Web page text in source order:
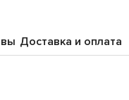
Доставка и оплата